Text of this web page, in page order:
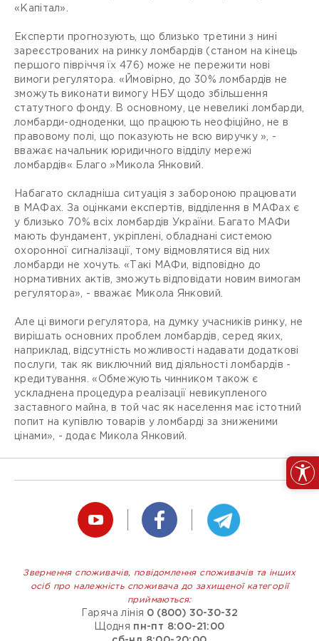
«Капітал».
Експерти прогнозують, що близько третини з нині
зареєстрованих на ринку ломбардів (станом на кінець
першого півріччя їх 476) може не пережити нові
вимоги регулятора. «Ймовірно, до 30% ломбардів не
зможуть виконати вимогу НБУ щодо збільшення
статутного фонду. В основному, це невеликі ломбарди,
ломбарди-одноденки, що працюють неофіційно, не в
правовому полі, що показують не всю виручку », -
вважає начальник юридичного відділу мережі
ломбардів« Благо »Микола Янковий.
Набагато складніша ситуація з забороною працювати
в МАФах. За оцінками експертів, відділення в МАФах є
у близько 70% всіх ломбардів України. Багато МАФи
мають фундамент, укріплені, обладнані системою
охоронної сигналізації, тому відмовлятися від них
ломбарди не хочуть. «Такі МАФи, відповідно до
нормативних актів, зможуть відповідати новим вимогам
регулятора», - вважає Микола Янковий.
Але ці вимоги регулятора, на думку учасників ринку, не
вирішать основних проблем ломбардів, серед яких,
наприклад, відсутність можливості надавати додаткові
послуги, так як виключний вид діяльності ломбардів -
кредитування. «Обмежують чинником також є
ускладнена процедура реалізації невикупленого
заставного майна, в той час як населення має істотний
попит на купівлю товарів у ломбарді за зниженими
цінами», - додає Микола Янковий.
Звернення споживачів, повідомлення споживачів та інших
осіб про належність споживача до захищеної категорії
приймаються:
Гаряча лінія 0 (800) 30-30-32
Щодня пн-пт 8:00-21:00